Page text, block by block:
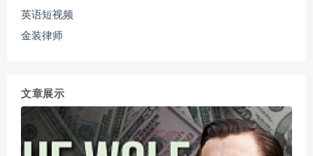
英语短视频
金装律师
文章展示